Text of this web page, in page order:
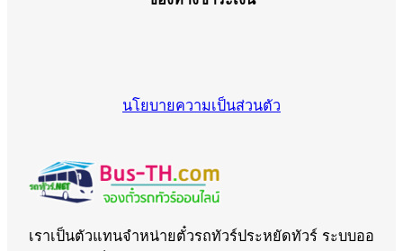
นโยบายความเป็นส่วนตัว
เราเป็นตัวแทนจำหน่ายตั๋วรถทัวร์ประหยัดทัวร์ ระบบออ